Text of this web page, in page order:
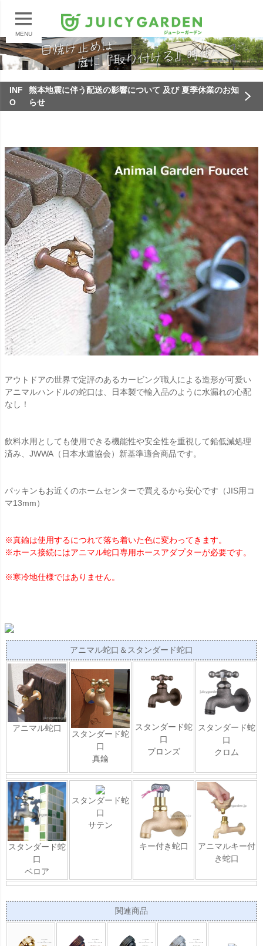
MENU
INF
O
熊本地震に伴う配送の影響について 及び 夏季休業のお知
らせ
アウトドアの世界で定評のあるカービング職人による造形が可愛い
アニマルハンドルの蛇口は、日本製で輸入品のように水漏れの心配
なし！
飲料水用としても使用できる機能性や安全性を重視して鉛低減処理
済み、JWWA（日本水道協会）新基準適合商品です。
パッキンもお近くのホームセンターで買えるから安心です（JIS用コ
マ13mm）
※真鍮は使用するにつれて落ち着いた色に変わってきます。
※ホース接続にはアニマル蛇口専用ホースアダプターが必要です。
※寒冷地仕様ではありません。
アニマル蛇口＆スタンダード蛇口
アニマル蛇口
スタンダード蛇
口
真鍮
スタンダード蛇
口
ブロンズ
スタンダード蛇
口
クロム
スタンダード蛇
口
ベロア
スタンダード蛇
口
サテン
キー付き蛇口
アニマルキー付
き蛇口
関連商品